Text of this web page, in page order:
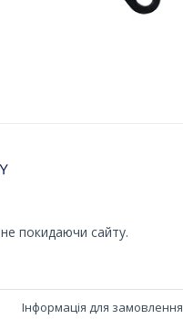
покидаючи сайту.
Інформація для замовлення